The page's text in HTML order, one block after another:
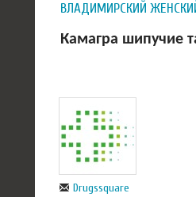
ВЛАДИМИРСКИЙ
Камагра шипучие
Drugssquare